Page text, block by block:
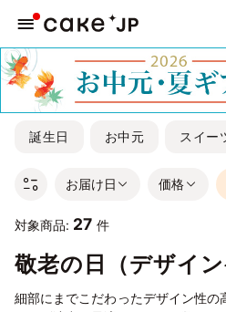
誕生日 お中元 スイー
お届け日 価格
対象商品: 27 件
敬老の日（デザイン
細部にまでこだわったデザイン性